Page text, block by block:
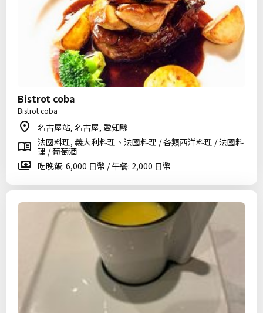
Bistrot coba
Bistrot coba
名古屋站, 名古屋, 愛知縣
法國料理, 義大利料理、法國料理 / 各類西洋料理 / 法國料
理 / 葡萄酒
吃晚飯: 6,000 日幣 / 午餐: 2,000 日幣